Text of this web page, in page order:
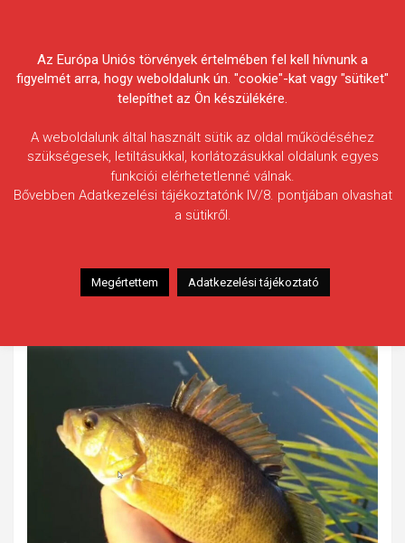
Egyesületek Szövetsége
Puskás Norbert
Halfaj: Sügér
Fogott hal adatai: 31,5 cm (teljes hossz)
Az Európa Uniós törvények értelmében fel kell hívnunk a
figyelmét arra, hogy weboldalunk ún. "cookie"-kat vagy "sütiket"
telepíthet az Ön készülékére.
A weboldalunk által használt sütik az oldal működéséhez
szükségesek, letiltásukkal, korlátozásukkal oldalunk egyes
funkciói elérhetetlenné válnak.
Bővebben Adatkezelési tájékoztatónk IV/8. pontjában olvashat
a sütikről.
Megértettem Adatkezelési tájékoztató